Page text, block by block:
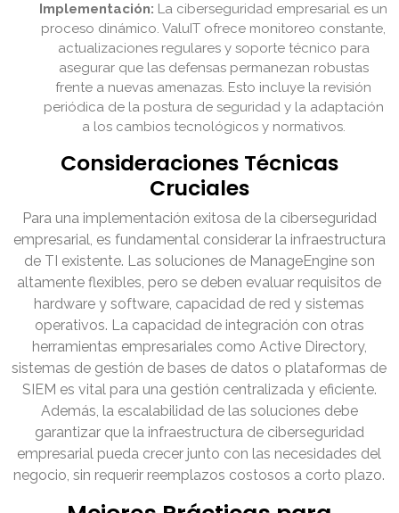
Implementación: La ciberseguridad empresarial es un
proceso dinámico. ValuIT ofrece monitoreo constante,
actualizaciones regulares y soporte técnico para
asegurar que las defensas permanezan robustas
frente a nuevas amenazas. Esto incluye la revisión
periódica de la postura de seguridad y la adaptación
a los cambios tecnológicos y normativos.
Consideraciones Técnicas
Cruciales
Para una implementación exitosa de la ciberseguridad
empresarial, es fundamental considerar la infraestructura
de TI existente. Las soluciones de ManageEngine son
altamente flexibles, pero se deben evaluar requisitos de
hardware y software, capacidad de red y sistemas
operativos. La capacidad de integración con otras
herramientas empresariales como Active Directory,
sistemas de gestión de bases de datos o plataformas de
SIEM es vital para una gestión centralizada y eficiente.
Además, la escalabilidad de las soluciones debe
garantizar que la infraestructura de ciberseguridad
empresarial pueda crecer junto con las necesidades del
negocio, sin requerir reemplazos costosos a corto plazo.